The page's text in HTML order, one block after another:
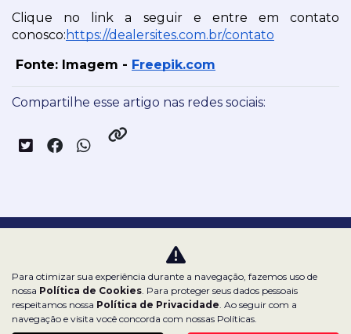
Clique no link a seguir e entre em contato
conosco: https://dealersites.com.br/contato
Fonte: Imagem - Freepik.com
Compartilhe esse artigo nas redes sociais:
Para otimizar sua experiência durante a navegação, fazemos uso de
nossa Política de Cookies. Para proteger seus dados pessoais
respeitamos nossa Política de Privacidade. Ao seguir com a
navegação e visita você concorda com nossas Políticas.